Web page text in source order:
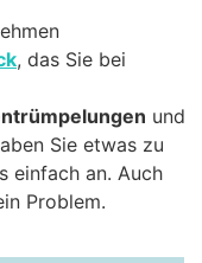
, das Sie bei
und
Sie etwas zu
einfach an. Auch
Problem.